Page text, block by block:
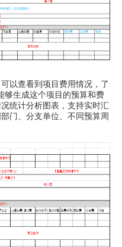
查看到项目费用情况，了
够生成这个项目的预算和费
统计分析图表，支持实时汇
门、分支单位、不同预算周